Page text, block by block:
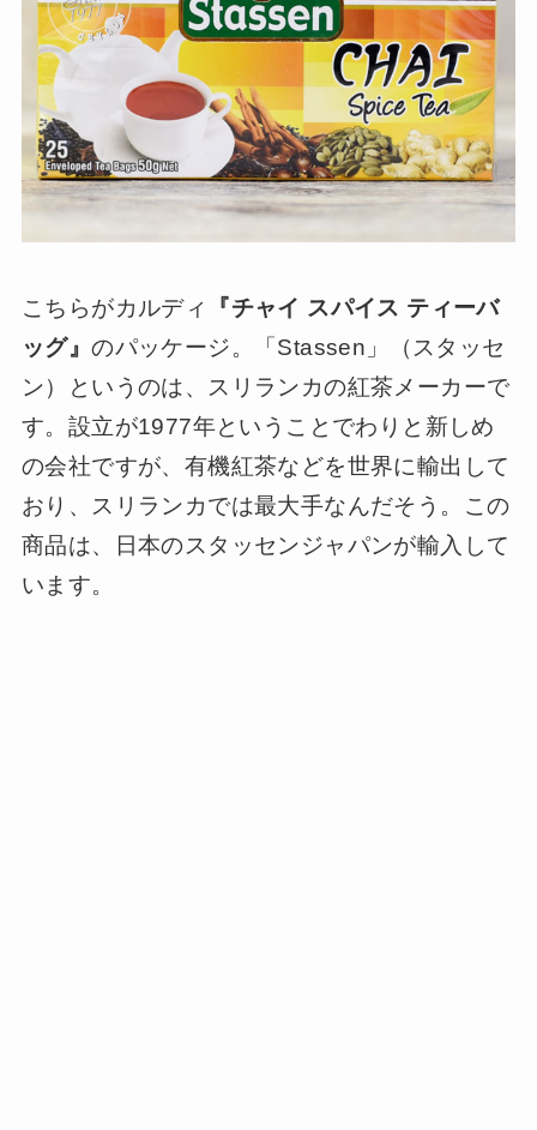
こちらがカルディ
『チャイ スパイス ティーバ
ッグ』のパッケージ。「Stassen」（スタッセ
ン）というのは、スリランカの紅茶メーカーで
す。設立が1977年ということでわりと新しめ
の会社ですが、有機紅茶などを世界に輸出して
おり、スリランカでは最大手なんだそう。この
商品は、日本のスタッセンジャパンが輸入して
います。